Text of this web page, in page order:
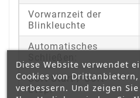
Vorwarnzeit der
Blinkleuchte
Automatisches
Soft-Start / Soft-
Stop:
Diese Website verwendet
Cookies von
verbessern. Und zeigen